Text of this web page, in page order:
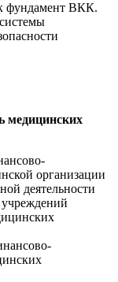
фундамент ВКК.
медицинских
организации
деятельности